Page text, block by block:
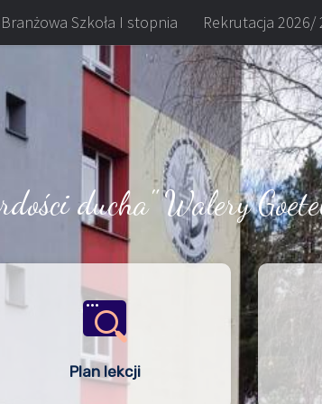
Branżowa Szkoła I stopnia Rekrutacja 2026/
ducha" Walery
Plan lekcji